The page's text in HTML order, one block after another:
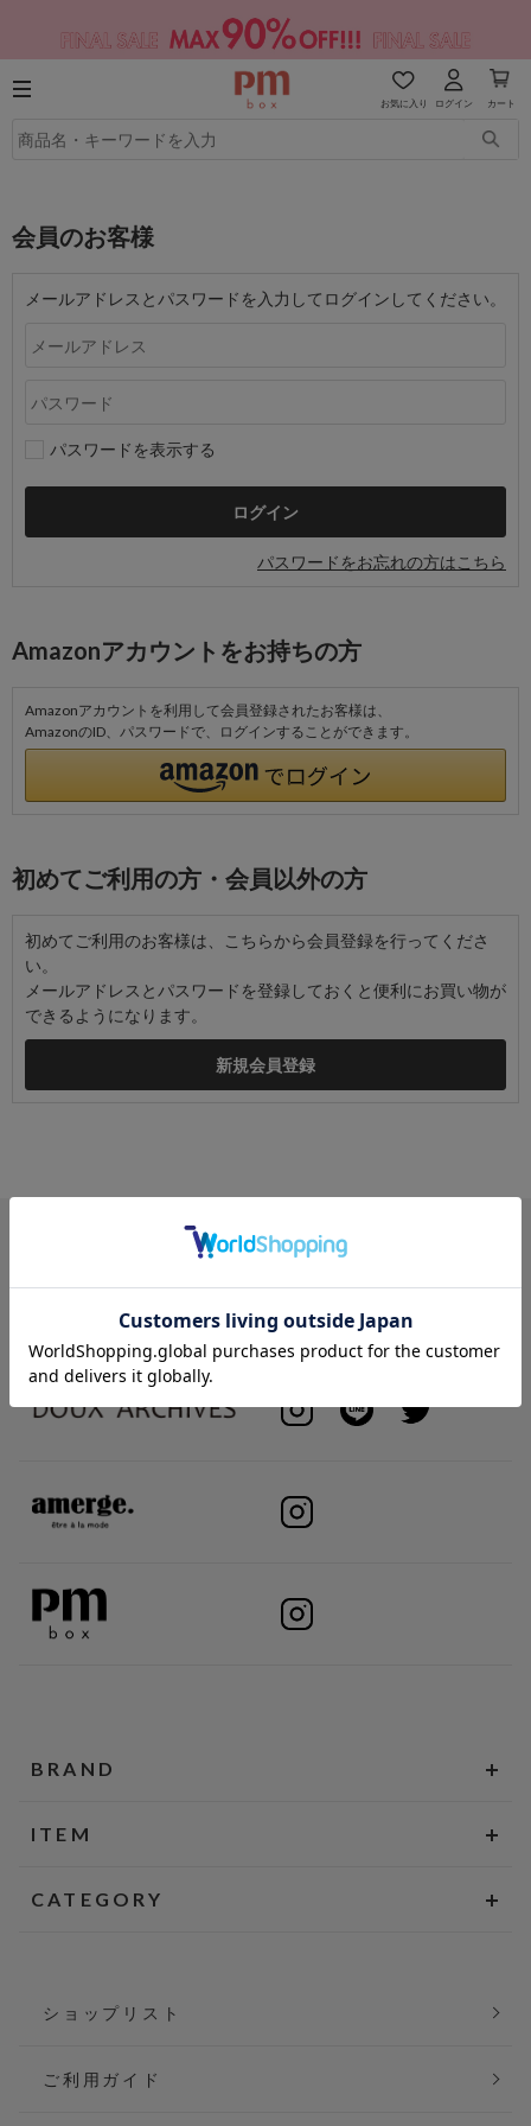
お気に入り ログイン カート
会員のお客様
メールアドレスとパスワードを入力してログインしてください。
パスワードを表示する
パスワードをお忘れの方はこちら
Amazonアカウントをお持ちの方
Amazonアカウントを利用して会員登録されたお客様は、
AmazonのID、パスワードで、ログインすることができます。
初めてご利用の方・会員以外の方
初めてご利用のお客様は、こちらから会員登録を行ってくださ
い。
メールアドレスとパスワードを登録しておくと便利にお買い物が
できるようになります。
BRAND
ITEM
CATEGORY
ショップリスト
ご利用ガイド